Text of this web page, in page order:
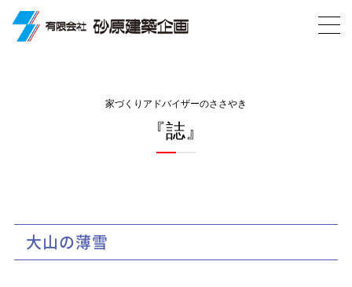
家づくりアドバイザーのささやき
『誌』
大山の薄雪